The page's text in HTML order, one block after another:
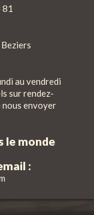
81
au vendredi
sur rendez-
nous envoyer
le monde
: